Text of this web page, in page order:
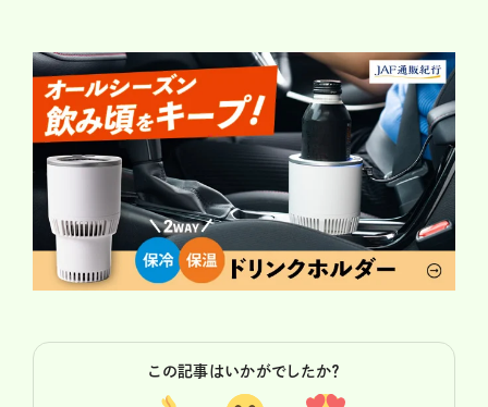
この記事はいかがでしたか？